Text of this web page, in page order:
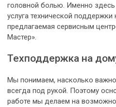
головной болью. Именно
услуга технической
предлагаемая сервисным
Мастер».
Техподдержка на
Мы понимаем, насколько
всегда под рукой. Поэтому
работе мы делаем на